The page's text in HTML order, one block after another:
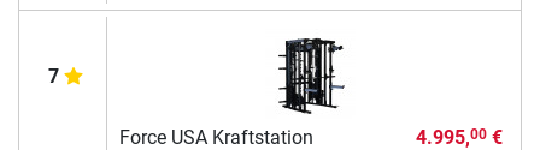
7
Force USA Kraftstation
4.995,00€